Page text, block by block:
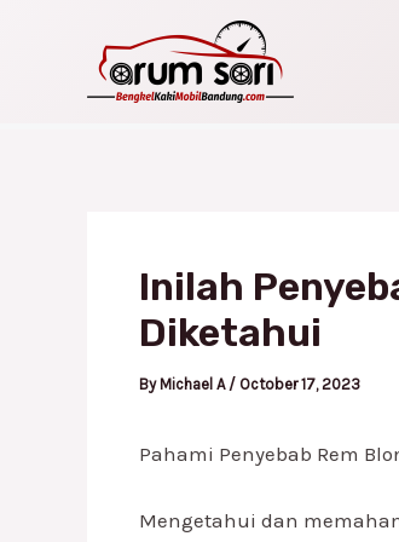
Inilah
Diketahui
ByMichael A / October 17, 2023
Pahami Penyebab Rem
Mengetahui dan
navigation